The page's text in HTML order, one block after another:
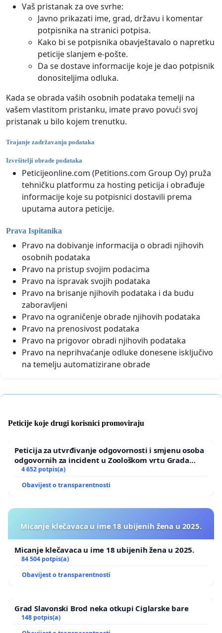
Vaš pristanak za ove svrhe:
Javno prikazati ime, grad, državu i komentar
potpisnika na stranici potpisa.
Kako bi se potpisnika obavještavalo o napretku
peticije slanjem e-pošte.
Da se dostave informacije koje je dao potpisnik
donositeljima odluka.
Kada se obrada vaših osobnih podataka temelji na
vašem vlastitom pristanku, imate pravo povući svoj
pristanak u bilo kojem trenutku.
Trajanje zadržavanja podataka
Izvršitelji obrade podataka
Peticijeonline.com (Petitions.com Group Oy) pruža
tehničku platformu za hosting peticija i obrađuje
informacije koje su potpisnici dostavili prema
uputama autora peticije.
Prava Ispitanika
Pravo na dobivanje informacija o obradi njihovih
osobnih podataka
Pravo na pristup svojim podacima
Pravo na ispravak svojih podataka
Pravo na brisanje njihovih podataka i da budu
zaboravljeni
Pravo na ograničenje obrade njihovih podataka
Pravo na prenosivost podataka
Pravo na prigovor obradi njihovih podataka
Pravo na neprihvaćanje odluke donesene isključivo
na temelju automatizirane obrade
Peticije koje drugi korisnici promoviraju
Peticija za utvrđivanje odgovornosti i smjenu osoba
odgovornih za incident u Zoološkom vrtu Grada
Zagreba
4 652 potpis(a)
Obavijest o transparentnosti
Micanje klečavaca u ime 18 ubijenih žena u 2025.
Micanje klečavaca u ime 18 ubijenih žena u 2025.
84 504 potpis(a)
Obavijest o transparentnosti
Grad Slavonski Brod neka otkupi Ciglarske bare
148 potpis(a)